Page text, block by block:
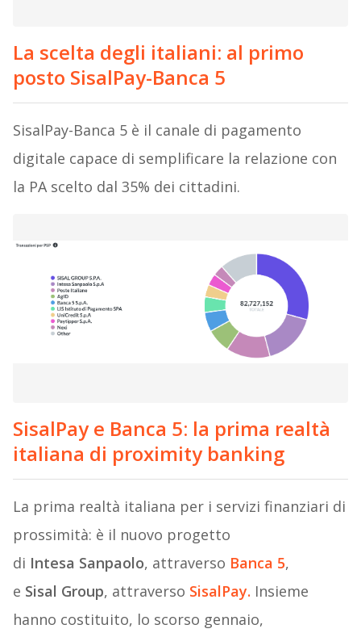
La scelta degli italiani: al primo
posto SisalPay-Banca 5
SisalPay-Banca 5 è il canale di pagamento
digitale capace di semplificare la relazione con
la PA scelto dal 35% dei cittadini.
SisalPay e Banca 5: la prima realtà
italiana di proximity banking
La prima realtà italiana per i servizi finanziari di
prossimità: è il nuovo progetto
di Intesa Sanpaolo, attraverso Banca 5,
e Sisal Group, attraverso SisalPay. Insieme
hanno costituito, lo scorso gennaio,